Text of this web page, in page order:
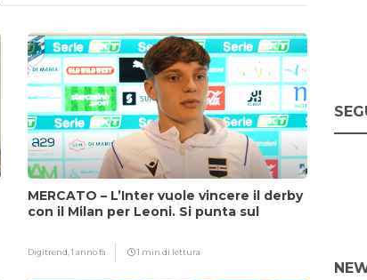
MERCATO – L’Inter vuole vincere il derby
con il Milan per Leoni. Si punta sul
Digitrend,1 anno fa 1 min di lettura